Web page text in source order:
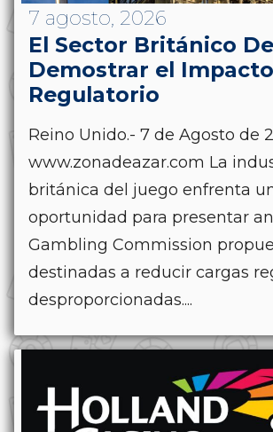
7 agosto, 2026
El Sector Británico
Demostrar el Impacto
Regulatorio
Reino Unido.- 7 de Agosto de
www.zonadeazar.com La
británica del juego enfrenta
oportunidad para presentar
Gambling Commission
destinadas a reducir cargas
desproporcionadas....